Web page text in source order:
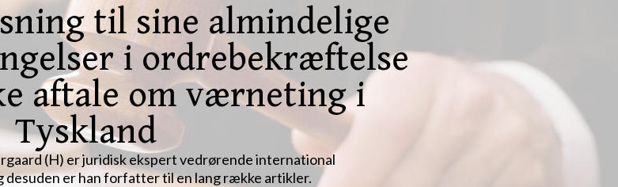
til sine almindelige
i ordrebekræftelse
aftale om værneting i
Tyskland
(H) er juridisk ekspert vedrørende international
desuden er han forfatter til en lang række artikler.​​​​​